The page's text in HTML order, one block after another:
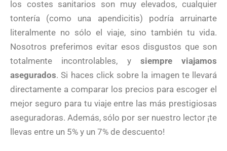
los costes sanitarios son muy elevados, cualquier
tontería (como una apendicitis) podría arruinarte
literalmente no sólo el viaje, sino también tu vida.
Nosotros preferimos evitar esos disgustos que son
totalmente incontrolables, y siempre viajamos
asegurados. Si haces click sobre la imagen te llevará
directamente a comparar los precios para escoger el
mejor seguro para tu viaje entre las más prestigiosas
aseguradoras. Además, sólo por ser nuestro lector ¡te
llevas entre un 5% y un 7% de descuento!